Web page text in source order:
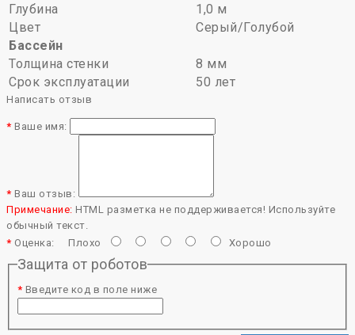
Глубина
1,0 м
Цвет
Серый/Голубой
Бассейн
Толщина стенки
8 мм
Срок эксплуатации
50 лет
Написать отзыв
Ваше имя:
Ваш отзыв:
Примечание: HTML разметка не поддерживается! Используйте
обычный текст.
Оценка: Плохо Хорошо
Защита от роботов
Введите код в поле ниже